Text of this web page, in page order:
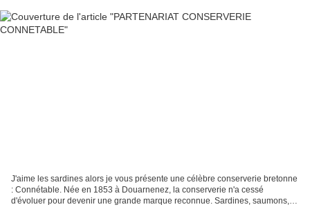
J'aime les sardines alors je vous présente une célèbre conserverie bretonne
: Connétable. Née en 1853 à Douarnenez, la conserverie n'a cessé
d'évoluer pour devenir une grande marque reconnue. Sardines, saumons,